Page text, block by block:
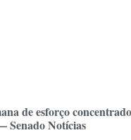
de esforço
Senado Notícias